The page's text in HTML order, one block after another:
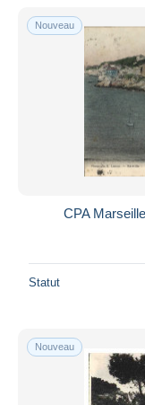
Uniquement
Livraison
Méthodes de
Visa
Tout désélectionner
Monde entier
Nouveau
CPA
Statut
Nouveau